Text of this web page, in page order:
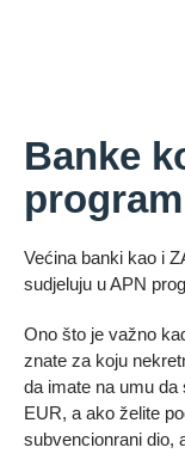
Banke
Većina banki kao i
sudjeluju u APN
Ono što je važno
znate za koju
da imate na umu da
EUR, a ako želite
subvencionrani dio,